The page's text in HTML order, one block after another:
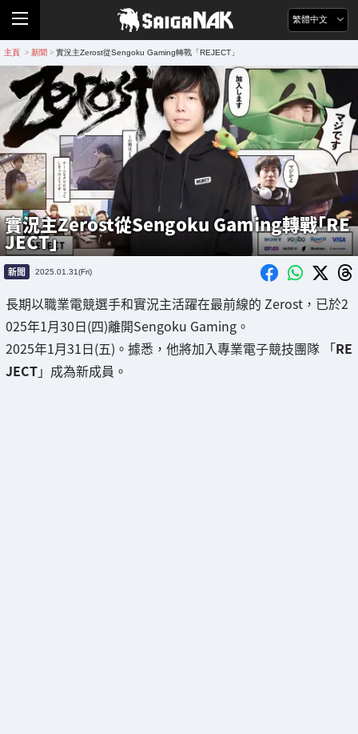
繁體中文
主頁 > 新聞 > 實況主Zerost從Sengoku Gaming轉戰「REJECT」
實況主Zerost從Sengoku Gaming轉戰「RE
JECT」
新聞 2025.01.31(Fri)
長期以職業電競選手和實況主活躍在最前線的 Zerost，已於2
025年1月30日(四)離開Sengoku Gaming。
2025年1月31日(五)。據悉，他將加入專業電子競技團隊 「RE
JECT」成為新成員。